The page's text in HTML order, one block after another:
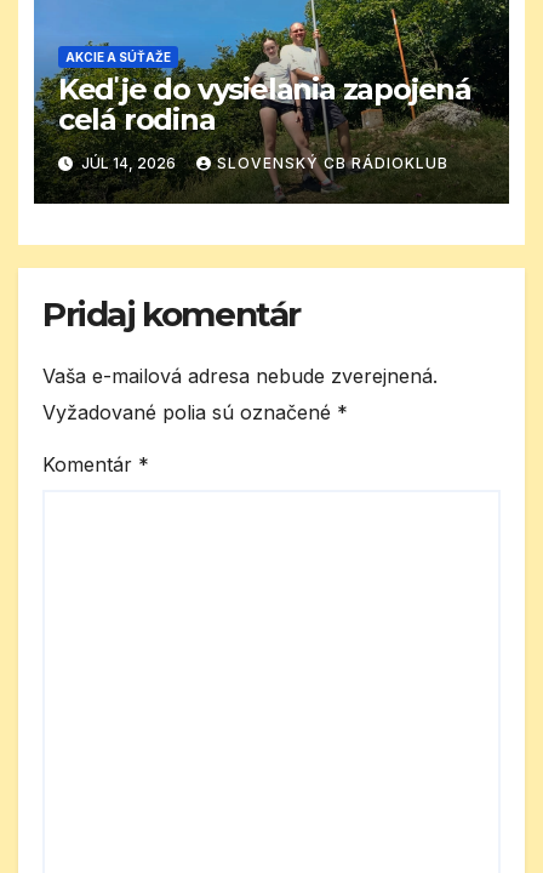
AKCIE A SÚŤAŽE
Keď je do vysielania zapojená
celá rodina
JÚL 14, 2026 SLOVENSKÝ CB RÁDIOKLUB
Pridaj komentár
Vaša e-mailová adresa nebude zverejnená.
Vyžadované polia sú označené *
Komentár *